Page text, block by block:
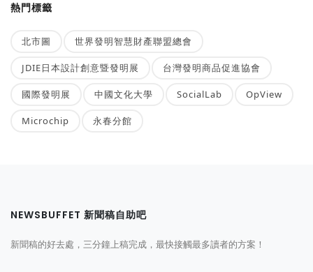
熱門標籤
北市圖 世界發明智慧財產聯盟總會
JDIE日本設計創意暨發明展 台灣發明商品促進協會
國際發明展 中國文化大學 SocialLab OpView
Microchip 永春分館
NEWSBUFFET 新聞稿自助吧
新聞稿的好去處，三分鐘上稿完成，最快接觸最多讀者的方案！